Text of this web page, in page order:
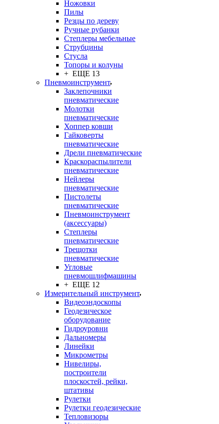
Ножовки
Пилы
Резцы по дереву
Ручные рубанки
Степлеры мебельные
Струбцины
Стусла
Топоры и колуны
+ ЕЩЕ 13
Пневмоинструмент
Заклепочники
пневматические
Молотки
пневматические
Хоппер ковши
Гайковерты
пневматические
Дрели пневматические
Краскораспылители
пневматические
Нейлеры
пневматические
Пистолеты
пневматические
Пневмоинструмент
(аксессуары)
Степлеры
пневматические
Трещотки
пневматические
Угловые
пневмошлифмашины
+ ЕЩЕ 12
Измерительный инструмент
Видеоэндоскопы
Геодезическое
оборудование
Гидроуровни
Дальномеры
Линейки
Микрометры
Нивелиры,
построители
плоскостей, рейки,
штативы
Рулетки
Рулетки геодезические
Тепловизоры